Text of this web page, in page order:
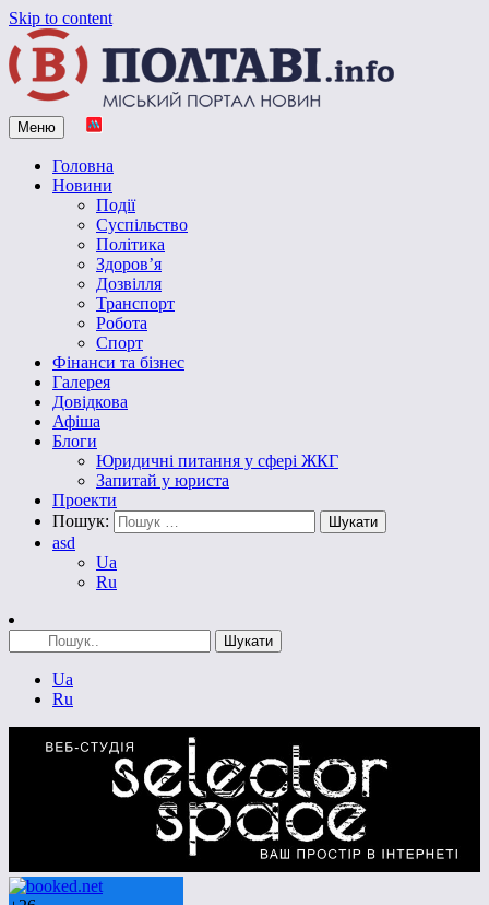
Skip to content
Vpoltave.info
Полтавський портал новин
Меню
Головна
Новини
Події
Суспільство
Політика
Здоров’я
Дозвілля
Транспорт
Робота
Спорт
Фінанси та бізнес
Галерея
Довідкова
Афіша
Блоги
Юридичні питання у сфері ЖКГ
Запитай у юриста
Проекти
Пошук:
asd
Ua
Ru
Ua
Ru